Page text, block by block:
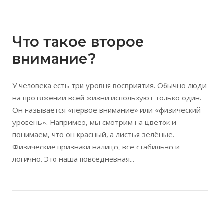
Что такое второе
внимание?
У человека есть три уровня восприятия. Обычно люди
на протяжении всей жизни используют только один.
Он называется «первое внимание» или «физический
уровень». Например, мы смотрим на цветок и
понимаем, что он красный, а листья зелёные.
Физические признаки налицо, всё стабильно и
логично. Это наша повседневная...